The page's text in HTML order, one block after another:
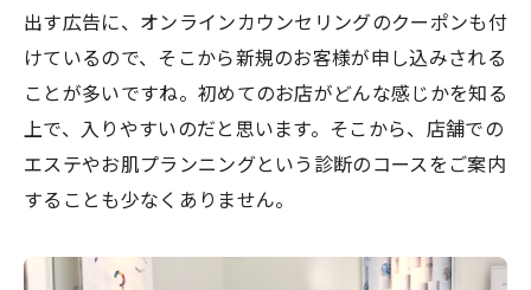
出す広告に、オンラインカウンセリングのクーポンも付
けているので、そこから新規のお客様が申し込みされる
ことが多いですね。初めてのお店がどんな感じかを知る
上で、入りやすいのだと思います。そこから、店舗での
エステやお肌プランニングという診断のコースをご案内
することも少なくありません。